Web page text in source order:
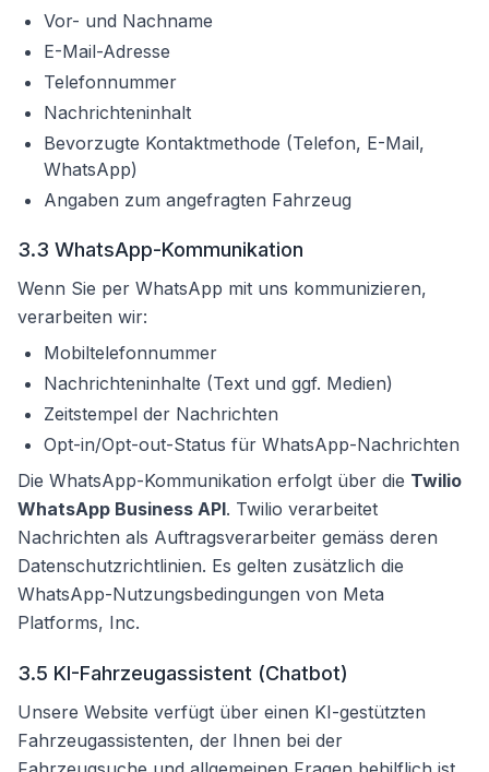
Vor- und Nachname
E-Mail-Adresse
Telefonnummer
Nachrichteninhalt
Bevorzugte Kontaktmethode (Telefon, E-Mail,
WhatsApp)
Angaben zum angefragten Fahrzeug
3.3 WhatsApp-Kommunikation
Wenn Sie per WhatsApp mit uns kommunizieren,
verarbeiten wir:
Mobiltelefonnummer
Nachrichteninhalte (Text und ggf. Medien)
Zeitstempel der Nachrichten
Opt-in/Opt-out-Status für WhatsApp-Nachrichten
Die WhatsApp-Kommunikation erfolgt über die Twilio
WhatsApp Business API. Twilio verarbeitet
Nachrichten als Auftragsverarbeiter gemäss deren
Datenschutzrichtlinien. Es gelten zusätzlich die
WhatsApp-Nutzungsbedingungen von Meta
Platforms, Inc.
3.5 KI-Fahrzeugassistent (Chatbot)
Unsere Website verfügt über einen KI-gestützten
Fahrzeugassistenten, der Ihnen bei der